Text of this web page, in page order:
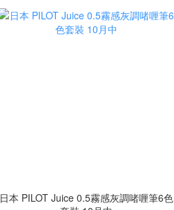
日本 PILOT Juice 0.5霧感灰調啫喱筆6色